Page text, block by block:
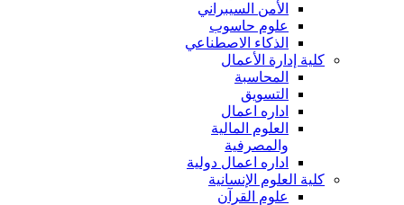
الأمن السيبراني
علوم حاسوب
الذكاء الاصطناعي
كلية إدارة الأعمال
المحاسبة
التسويق
اداره اعمال
العلوم المالية
والمصرفية
اداره اعمال دولية
كلية العلوم الإنسانية
علوم القرآن